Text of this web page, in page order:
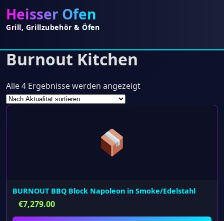
Heisser Ofen
Grill, Grillzubehör & Öfen
Burnout Kitchen
Alle 4 Ergebnisse werden angezeigtNach
BURNOUT BBQ Block Napoleon in Smoke/Edelstahl
€7,279.00